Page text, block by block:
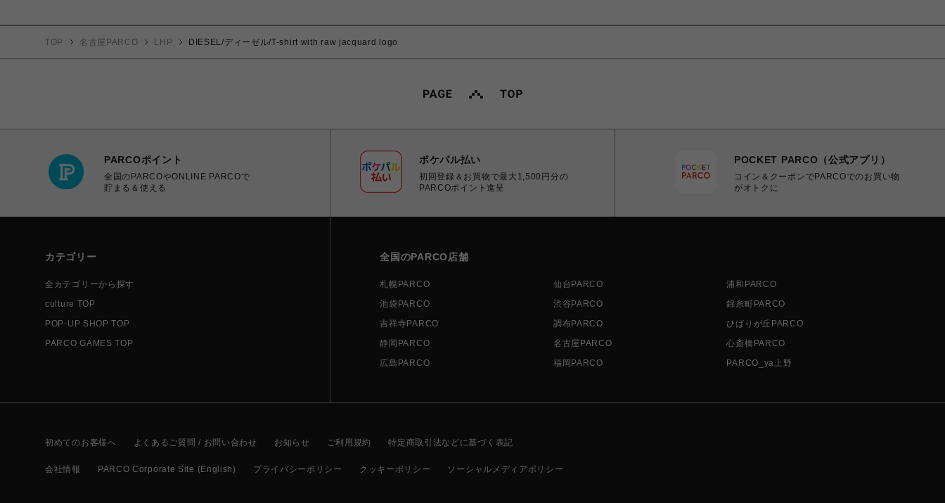
TOP 名古屋PARCO LHP DIESEL/ディーゼル/T-shirt with raw jacquard logo
PARCOポイント
全国のPARCOやONLINE PARCOで
貯まる＆使える
ポケパル払い
初回登録＆お買物で最大1,500円分の
PARCOポイント進呈
POCKET PARCO（公式アプリ）
コイン＆クーポンでPARCOでのお買い物
がオトクに
カテゴリー
全カテゴリーから探す
culture TOP
POP-UP SHOP TOP
PARCO GAMES TOP
全国のPARCO店舗
札幌PARCO 仙台PARCO
浦和PARCO
池袋PARCO
渋谷PARCO
錦糸町PARCO
吉祥寺PARCO
調布PARCO
ひばりが丘PARCO
静岡PARCO
名古屋PARCO
心斎橋PARCO
広島PARCO
福岡PARCO PARCO_ya上野
初めてのお客様へ よくあるご質問 / お問い合わせ お知らせ ご利用規約 特定商取引法などに基づく表記
会社情報 PARCO Corporate Site (English) プライバシーポリシー クッキーポリシー ソーシャルメディアポリシー